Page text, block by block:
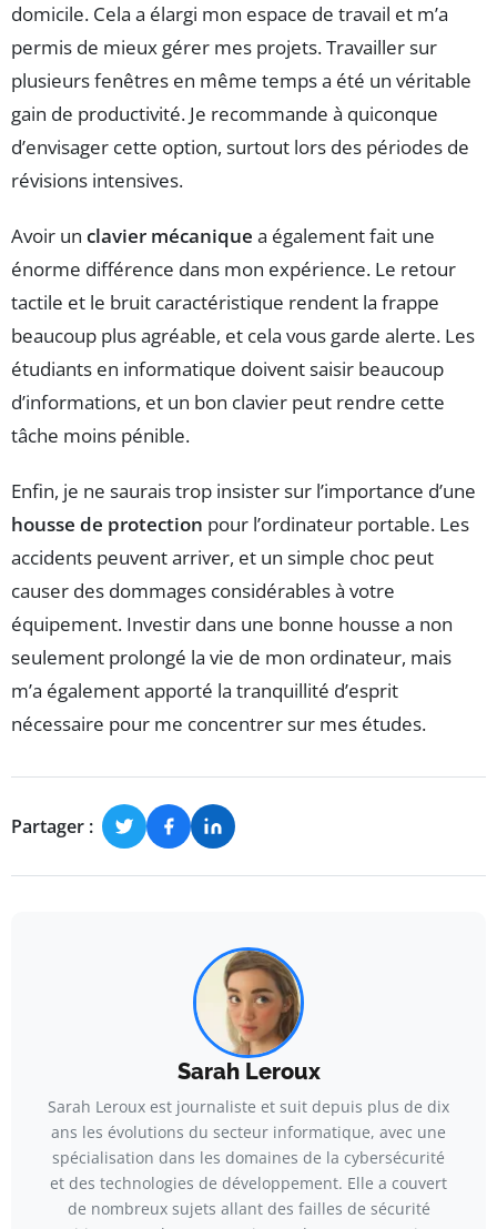
domicile. Cela a élargi mon espace de travail et m’a
permis de mieux gérer mes projets. Travailler sur
plusieurs fenêtres en même temps a été un véritable
gain de productivité. Je recommande à quiconque
d’envisager cette option, surtout lors des périodes de
révisions intensives.
Avoir un clavier mécanique a également fait une
énorme différence dans mon expérience. Le retour
tactile et le bruit caractéristique rendent la frappe
beaucoup plus agréable, et cela vous garde alerte. Les
étudiants en informatique doivent saisir beaucoup
d’informations, et un bon clavier peut rendre cette
tâche moins pénible.
Enfin, je ne saurais trop insister sur l’importance d’une
housse de protection pour l’ordinateur portable. Les
accidents peuvent arriver, et un simple choc peut
causer des dommages considérables à votre
équipement. Investir dans une bonne housse a non
seulement prolongé la vie de mon ordinateur, mais
m’a également apporté la tranquillité d’esprit
nécessaire pour me concentrer sur mes études.
Partager :
Sarah Leroux
Sarah Leroux est journaliste et suit depuis plus de dix
ans les évolutions du secteur informatique, avec une
spécialisation dans les domaines de la cybersécurité
et des technologies de développement. Elle a couvert
de nombreux sujets allant des failles de sécurité